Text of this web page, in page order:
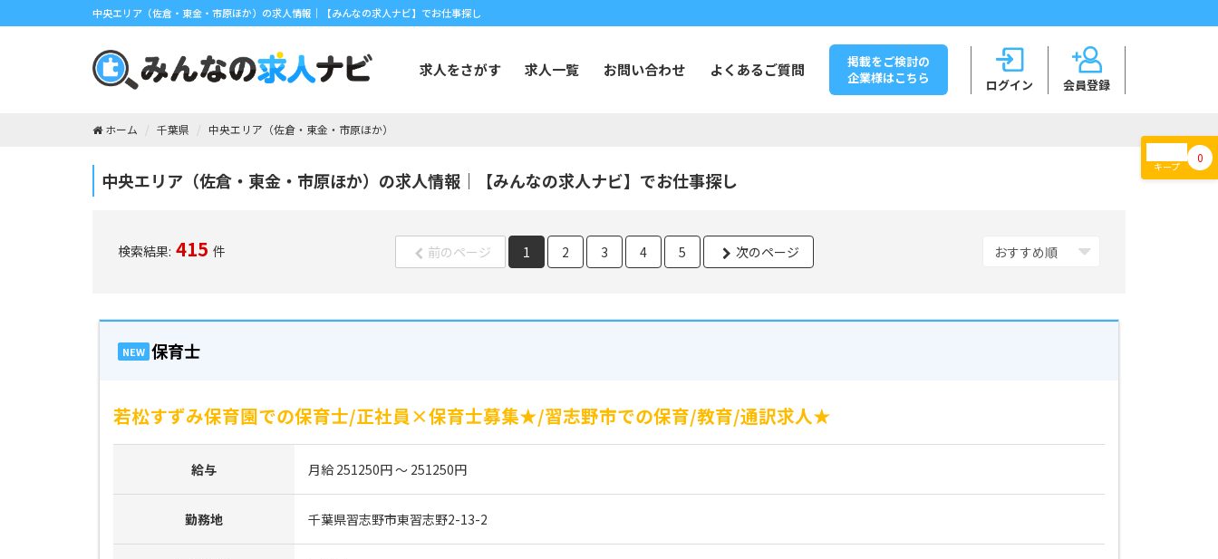
中央エリア（佐倉・東金・市原ほか）の求人情報｜【みんなの求人ナビ】でお仕事探し
会員登録
ログイン
求人をさがす 求人一覧 お問い合わせ よくあるご質問
掲載をご検討の
企業様はこちら
キープ
0
ホーム 千葉県 中央エリア（佐倉・東金・市原ほか）
中央エリア（佐倉・東金・市原ほか）の求人情報｜【みんなの求人ナビ】でお仕事探し
検索結果: 415 件 前のページ 1 2 3 4 5 次のページ
NEW 保育士
若松すずみ保育園での保育士/正社員×保育士募集★/習志野市での保育/教育/通訳求人★
給与 月給 251250円 ～ 251250円
勤務地 千葉県習志野市東習志野2-13-2